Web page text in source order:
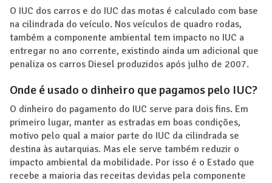
O IUC dos carros e do IUC das motas é calculado com base
na cilindrada do veículo. Nos veículos de quadro rodas,
também a componente ambiental tem impacto no IUC a
entregar no ano corrente, existindo ainda um adicional que
penaliza os carros Diesel produzidos após julho de 2007.
Onde é usado o dinheiro que pagamos pelo IUC?
O dinheiro do pagamento do IUC serve para dois fins. Em
primeiro lugar, manter as estradas em boas condições,
motivo pelo qual a maior parte do IUC da cilindrada se
destina às autarquias. Mas ele serve também reduzir o
impacto ambiental da mobilidade. Por isso é o Estado que
recebe a maioria das receitas devidas pela componente